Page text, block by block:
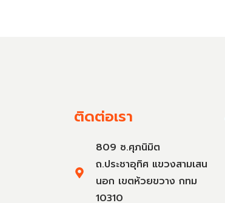
ติดต่อเรา
809 ซ.ศุภนิมิต
ถ.ประชาอุทิศ แขวงสามเสน
นอก เขตห้วยขวาง กทม
10310